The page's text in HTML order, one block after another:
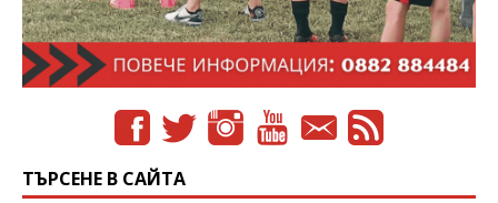
ТЪРСЕНЕ В САЙТА